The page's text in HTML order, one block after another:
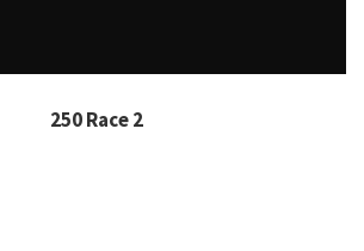
250 Race 2